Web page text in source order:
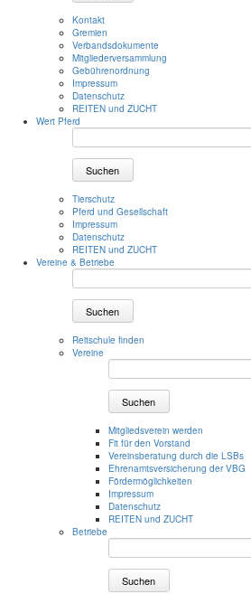
Kontakt
Gremien
Verbandsdokumente
Mitgliederversammlung
Gebührenordnung
Impressum
Datenschutz
REITEN und ZUCHT
Wert Pferd
Suchen
Tierschutz
Pferd und Gesellschaft
Impressum
Datenschutz
REITEN und ZUCHT
Vereine & Betriebe
Suchen
Reitschule finden
Vereine
Suchen
Mitgliedsverein werden
Fit für den Vorstand
Vereinsberatung durch die LSBs
Ehrenamtsversicherung der VBG
Fördermöglichkeiten
Impressum
Datenschutz
REITEN und ZUCHT
Betriebe
Suchen